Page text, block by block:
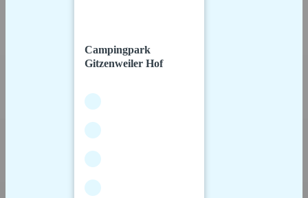
Campingpark
Gitzenweiler Hof